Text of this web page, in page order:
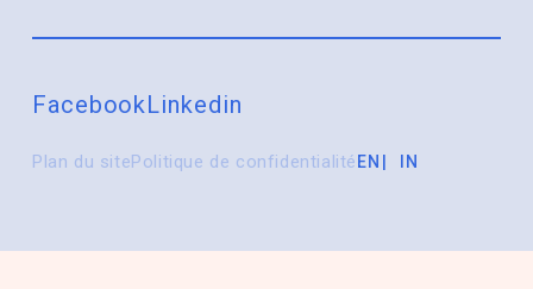
FacebookLinkedin
Plan du sitePolitique de confidentialité EN IN